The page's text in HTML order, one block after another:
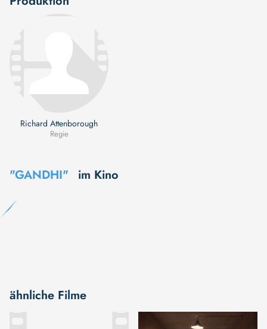
Richard Attenborough
Regie
"GANDHI" im Kino
ähnliche Filme